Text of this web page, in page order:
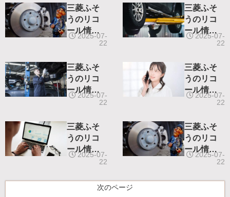
ール届出-
コール届
出-
三菱ふそ
うのリコ
ール情報-
令和4年4
コール届
出-
2025-07-
22
三菱ふそ
うのリコ
ール情報-
令和4年3
ール届出-
2025-07-
22
三菱ふそ
うのリコ
ール情報-
令和4年2
コール届
出-
2025-07-
22
三菱ふそ
うのリコ
ール情報-
令和3年12
コール届
出-
2025-07-
22
三菱ふそ
うのリコ
ール情報-
令和3年9
コール届
2025-07-
22
三菱ふそ
うのリコ
ール情報-
令和3年9
ール届出-
2025-07-
22
次のページ